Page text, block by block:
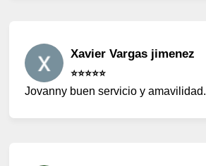
Xavier Vargas jimenez
⭐️⭐️⭐️⭐️⭐️
Jovanny buen servicio y amavilidad.